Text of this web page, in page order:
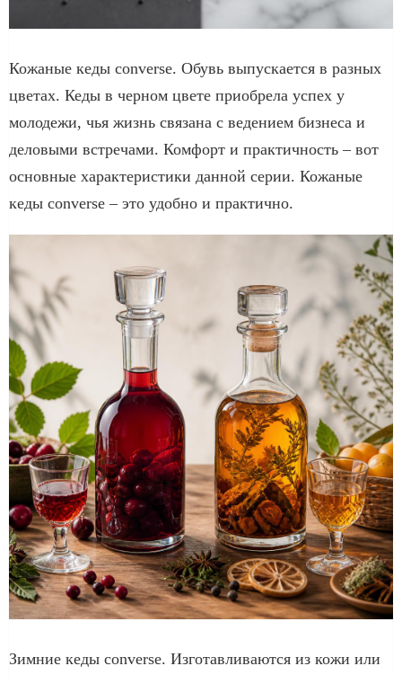
Кожаные кеды converse. Обувь выпускается в разных
цветах. Кеды в черном цвете приобрела успех у
молодежи, чья жизнь связана с ведением бизнеса и
деловыми встречами. Комфорт и практичность – вот
основные характеристики данной серии. Кожаные
кеды converse – это удобно и практично.
Зимние кеды converse. Изготавливаются из кожи или